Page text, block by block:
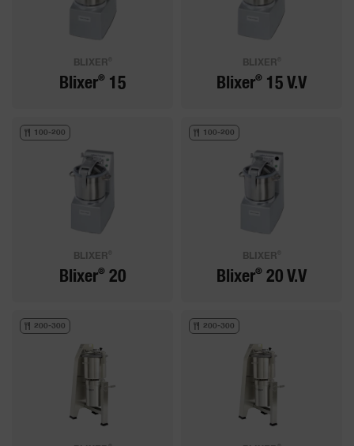
BLIXER
Blixer®15
BLIXER
Blixer® 15 V.V
100-200
BLIXER
Blixer®20
100-200
BLIXER
Blixer® 20 V.V
200-300 200-300